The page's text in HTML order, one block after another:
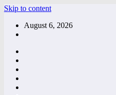
Skip to content
August 6, 2026